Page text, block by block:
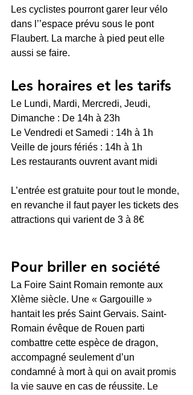
Les cyclistes pourront garer leur vélo
dans l’’espace prévu sous le pont
Flaubert. La marche à pied peut elle
aussi se faire.
Les horaires et les tarifs
Le Lundi, Mardi, Mercredi, Jeudi,
Dimanche : De 14h à 23h
Le Vendredi et Samedi : 14h à 1h
Veille de jours fériés : 14h à 1h
Les restaurants ouvrent avant midi
L’entrée est gratuite pour tout le monde,
en revanche il faut payer les tickets des
attractions qui varient de 3 à 8€
Pour briller en société
La Foire Saint Romain remonte aux
XIème siècle. Une « Gargouille »
hantait les prés Saint Gervais. Saint-
Romain évêque de Rouen parti
combattre cette espèce de dragon,
accompagné seulement d’un
condamné à mort à qui on avait promis
la vie sauve en cas de réussite. Le